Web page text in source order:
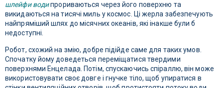
шлейфи водипрориваються через його поверхню та
викидаються на тисячі миль у космос. Ці жерла забезпечують
найпряміший шлях до місячних океанів, які інакше були б
недоступні.
Робот, схожий на змію, добре підійде саме для таких умов.
Спочатку йому доведеться переміщатися твердими
поверхнями Енцелада. Потім, спускаючись спіраллю, він може
використовувати своє довге і гнучке тіло, щоб упиратися в